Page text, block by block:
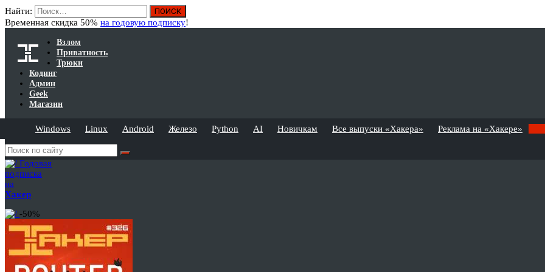
Найти:
Временная скидка 50% на годовую подписку!
Взлом
Приватность
Трюки
Кодинг
Админ
Geek
Магазин
Windows Linux Android Железо Python AI Новичкам Все выпуски «Хакера» Реклама на «Хакере»
Годовая
подписка
на
Хакер
-50%